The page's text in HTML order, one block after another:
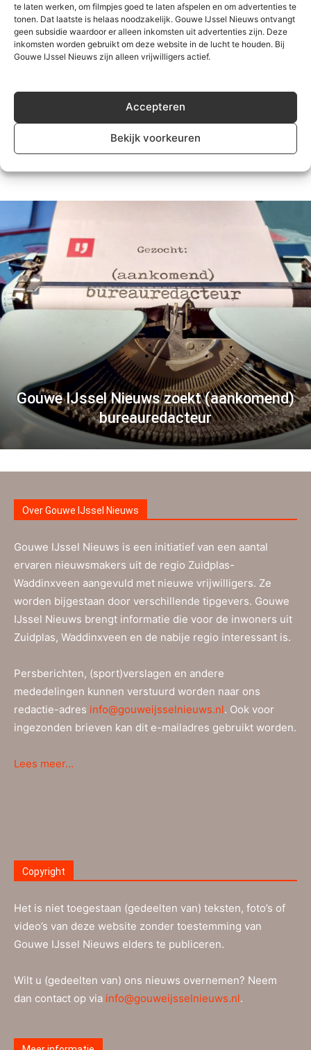
te laten werken, om filmpjes goed te laten afspelen en om advertenties te
tonen. Dat laatste is helaas noodzakelijk. Gouwe IJssel Nieuws ontvangt
geen subsidie waardoor er alleen inkomsten uit advertenties zijn. Deze
inkomsten worden gebruikt om deze website in de lucht te houden. Bij
Gouwe IJssel Nieuws zijn alleen vrijwilligers actief.
Accepteren
Bekijk voorkeuren
Grote zoektocht op
Zevenhuizerplas, vermist persoon
veilig gevonden
Motorrijder gewond na eenzijdig
ongeval Kortenoord in
Nieuwerkerk
Gouwe IJssel Nieuws zoekt (aankomend)
bureauredacteur
Over Gouwe IJssel Nieuws
Gouwe IJssel Nieuws is een initiatief van een aantal
ervaren nieuwsmakers uit de regio Zuidplas-
Waddinxveen aangevuld met nieuwe vrijwilligers. Ze
worden bijgestaan door verschillende tipgevers. Gouwe
IJssel Nieuws brengt informatie die voor de inwoners uit
Zuidplas, Waddinxveen en de nabije regio interessant is.
Persberichten, (sport)verslagen en andere
mededelingen kunnen verstuurd worden naar ons
redactie-adres info@gouweijsselnieuws.nl. Ook voor
ingezonden brieven kan dit e-mailadres gebruikt worden.
Lees meer…
Copyright
Het is niet toegestaan (gedeelten van) teksten, foto’s of
video’s van deze website zonder toestemming van
Gouwe IJssel Nieuws elders te publiceren.
Wilt u (gedeelten van) ons nieuws overnemen? Neem
dan contact op via info@gouweijsselnieuws.nl.